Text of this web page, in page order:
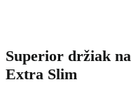
Superior držiak
Extra Slim